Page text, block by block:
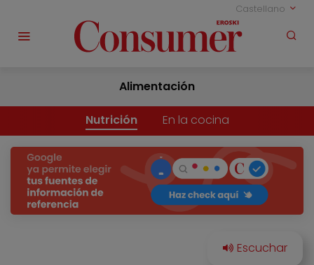
Castellano
Alimentación
Nutrición En la cocina